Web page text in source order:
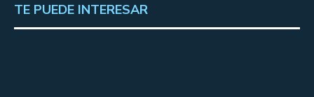
TE PUEDE INTERESAR